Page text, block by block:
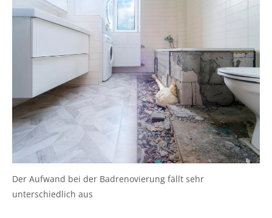
Der Aufwand bei der Badrenovierung fällt sehr
unterschiedlich aus